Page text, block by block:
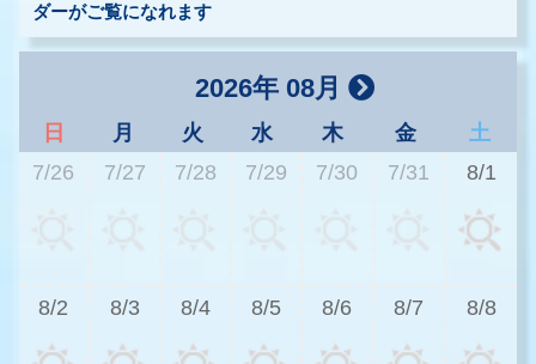
ダーがご覧になれます
2026年 08月
日 月 火 水 木 金
土
7/26
7/27 7/28 7/29 7/30 7/31 8/1
8/2 8/3 8/4 8/5 8/6 8/7 8/8